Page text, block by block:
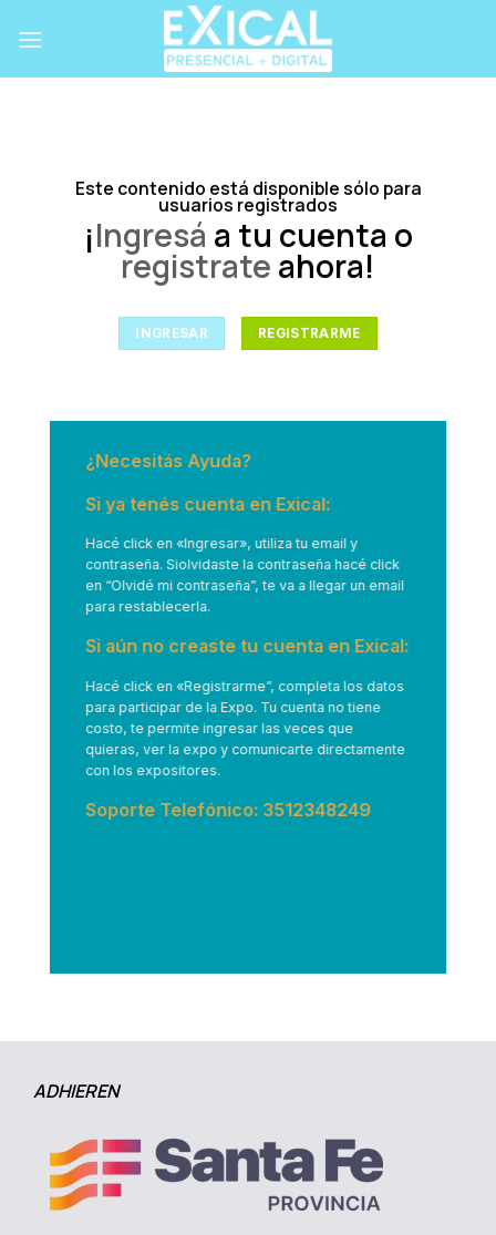
Este contenido está disponible sólo para
usuarios registrados
¡Ingresá a tu cuenta o
registrate ahora!
INGRESAR REGISTRARME
¿Necesitás Ayuda?
Si ya tenés cuenta en Exical:
Hacé click en «Ingresar», utiliza tu email y
contraseña. Siolvidaste la contraseña hacé click
en “Olvidé mi contraseña”, te va a llegar un email
para restablecerla.
Si aún no creaste tu cuenta en Exical:
Hacé click en «Registrarme”, completa los datos
para participar de la Expo. Tu cuenta no tiene
costo, te permite ingresar las veces que
quieras, ver la expo y comunicarte directamente
con los expositores.
Soporte Telefónico: 3512348249
ADHIEREN